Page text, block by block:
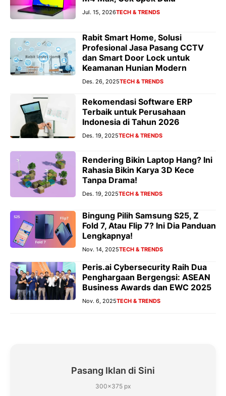
Jul. 15, 2026TECH & TRENDS
Rabit Smart Home, Solusi
Profesional Jasa Pasang CCTV
dan Smart Door Lock untuk
Keamanan Hunian Modern
Des. 26, 2025TECH & TRENDS
Rekomendasi Software ERP
Terbaik untuk Perusahaan
Indonesia di Tahun 2026
Des. 19, 2025TECH & TRENDS
Rendering Bikin Laptop Hang? Ini
Rahasia Bikin Karya 3D Kece
Tanpa Drama!
Des. 19, 2025TECH & TRENDS
Bingung Pilih Samsung S25, Z
Fold 7, Atau Flip 7? Ini Dia Panduan
Lengkapnya!
Nov. 14, 2025TECH & TRENDS
Peris.ai Cybersecurity Raih Dua
Penghargaan Bergengsi: ASEAN
Business Awards dan EWC 2025
Nov. 6, 2025TECH & TRENDS
Pasang Iklan di Sini
300×375 px